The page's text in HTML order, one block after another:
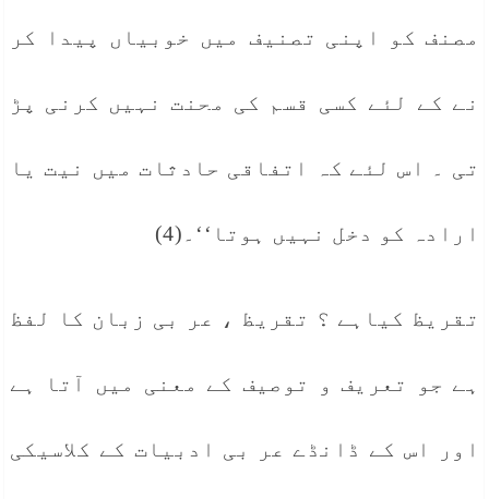
مصنف کو اپنی تصنیف میں خوبیاں پیدا کر
نے کے لئے کسی قسم کی محنت نہیں کرنی پڑ
تی ۔ اس لئے کہ اتفاقی حادثات میں نیت یا
ارادہ کو دخل نہیں ہوتا‘‘۔(4)
تقریظ کیاہے ؟ تقریظ ، عر بی زبان کا لفظ
ہے جو تعریف و توصیف کے معنی میں آتا ہے
اور اس کے ڈانڈے عر بی ادبیات کے کلاسیکی